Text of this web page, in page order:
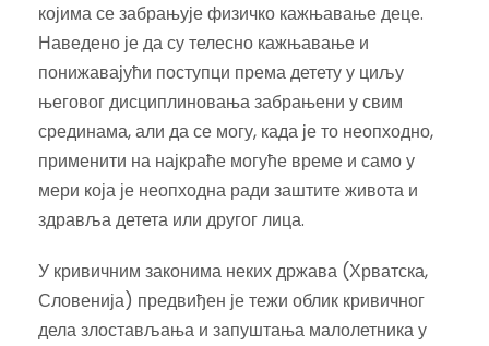
којима се забрањује физичко кажњавање деце.
Наведено је да су телесно кажњавање и
понижавајући поступци према детету у циљу
његовог дисциплиновања забрањени у свим
срединама, али да се могу, када је то неопходно,
применити на најкраће могуће време и само у
мери која је неопходна ради заштите живота и
здравља детета или другог лица.
У кривичним законима неких држава (Хрватска,
Словенија) предвиђен је тежи облик кривичног
дела злостављања и запуштања малолетника у